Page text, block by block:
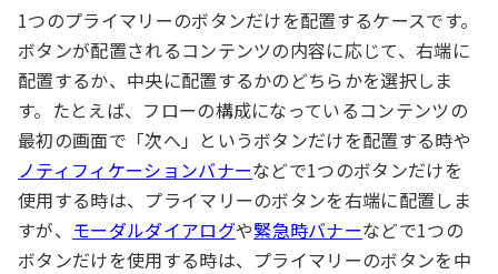
1つのプライマリーのボタンだけを配置するケースです。
ボタンが配置されるコンテンツの内容に応じて、右端に
配置するか、中央に配置するかのどちらかを選択しま
す。たとえば、フローの構成になっているコンテンツの
最初の画面で「次へ」というボタンだけを配置する時や
ノティフィケーションバナーなどで1つのボタンだけを
使用する時は、プライマリーのボタンを右端に配置しま
すが、 モーダルダイアログや緊急時バナーなどで1つの
ボタンだけを使用する時は、プライマリーのボタンを中